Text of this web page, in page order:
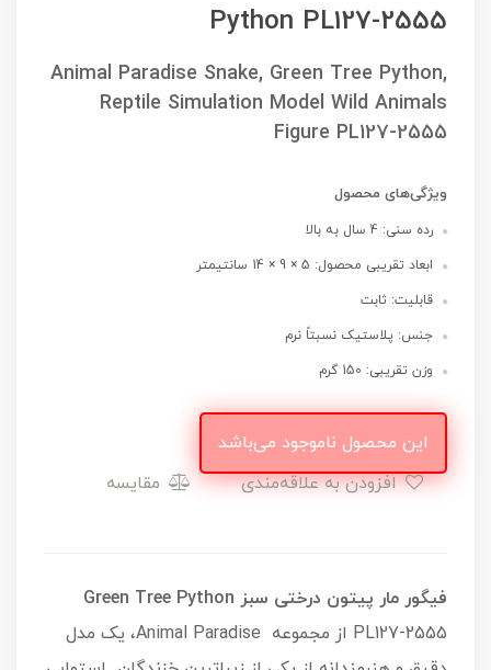
Python PL127-2555
Animal Paradise Snake, Green Tree Python,
Reptile Simulation Model Wild Animals
Figure PL127-2555
ویژگی‌های محصول
رده سنی: 4 سال به بالا
ابعاد تقریبی محصول: 5 × 9 × 14 سانتیمتر
قابلیت: ثابت
جنس: پلاستیک نسبتاً نرم
وزن تقریبی: 150 گرم
این محصول ناموجود می‌باشد
افزودن به علاقه‌مندی
مقایسه
فیگور مار پیتون درختی سبز Green Tree Python
PL127-2555 از مجموعه Animal Paradise، یک مدل